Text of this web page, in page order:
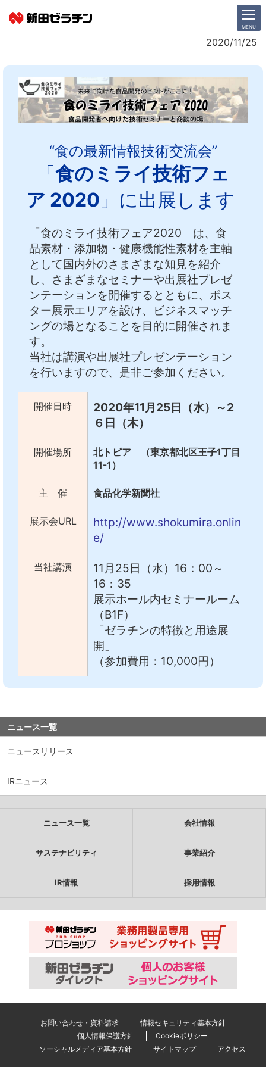
CLOSE
MENU
ニュース一覧
ニュースリリース
IRニュース
2020/11/25
“食の最新情報技術交流会”
「食のミライ技術フェ
ア 2020 」に出展します
「食のミライ技術フェア2020」は、食
品素材・添加物・健康機能性素材を主軸
として国内外のさまざまな知見を紹介
し、さまざまなセミナーや出展社プレゼ
ンテーションを開催するとともに、ポス
ター展示エリアを設け、ビジネスマッチ
ングの場となることを目的に開催されま
す。
当社は講演や出展社プレゼンテーション
を行いますので、是非ご参加ください。
開催日時
2020年11月25日（水）～2
６日（木）
開催場所
北トピア （東京都北区王子1丁目
11-1）
主 催 食品化学新聞社
展示会URL
http://www.shokumira.onlin
e/
当社講演
11月25日（水）16：00～
16：35
展示ホール内セミナールーム
（B1F）
「ゼラチンの特徴と用途展
開」
（参加費用：10,000円）
ニュース一覧
会社情報
事業紹介
日本語 English
中文 アクセス
ニュース一覧 会社情報
サステナビリティ 事業紹介
IR情報 採用情報
お問い合わせ・資料請求
情報セキュリティ基本方針
個人情報保護方針
Cookieポリシー
ソーシャルメディア基本方針
サイトマップ アクセス